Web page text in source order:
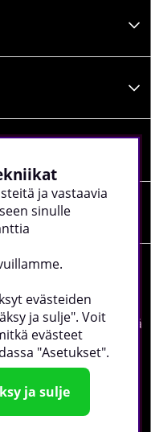
evästeitä -lue lisää
ja vastaavia
sinulle
evästeiden
ja sulje". Voit
evästeet
"Asetukset".
ja sulje